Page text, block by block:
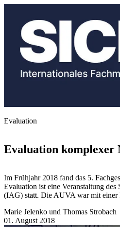
Evaluation
Evaluation komplexer
Im Frühjahr 2018 fand das 5.
Evaluation ist eine Veranstaltung
(IAG) statt. Die AUVA war mit einer
Marie Jelenko und Thomas Strobach
01. August 2018